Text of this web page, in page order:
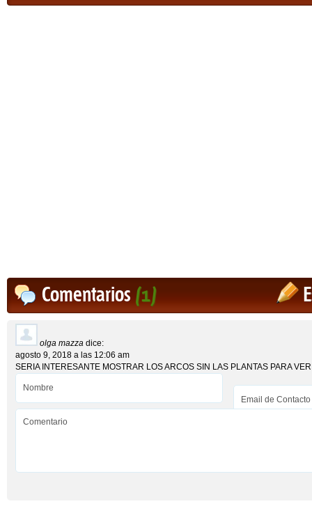
Comentarios(1)
olga mazza dice:
agosto 9, 2018 a las 12:06 am
SERIA INTERESANTE MOSTRAR LOS ARCOS SIN LAS PLANTAS PARA